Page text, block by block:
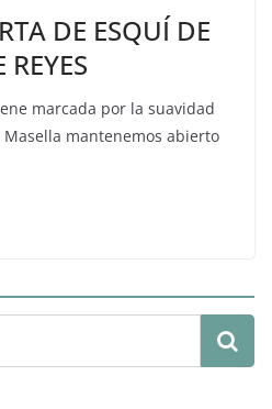
DE ESQUÍ DE
marcada por la suavidad
mantenemos abierto